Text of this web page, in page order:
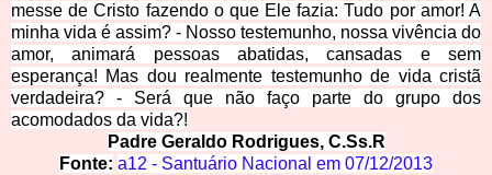
messe de Cristo fazendo o que Ele fazia: Tudo por amor! A
minha vida é assim? - Nosso testemunho, nossa vivência do
amor, animará pessoas abatidas, cansadas e sem
esperança! Mas dou realmente testemunho de vida cristã
verdadeira? - Será que não faço parte do grupo dos
acomodados da vida?!
Padre Geraldo Rodrigues, C.Ss.R
Fonte: a12 - Santuário Nacional em 07/12/2013